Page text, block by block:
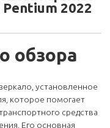
2022
обзора
установленное
которое помогает
средства
Его основная